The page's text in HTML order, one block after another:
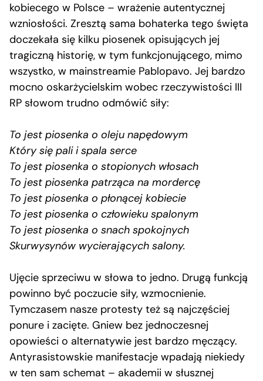
kobiecego w Polsce – wrażenie autentycznej
wzniosłości. Zresztą sama bohaterka tego święta
doczekała się kilku piosenek opisujących jej
tragiczną historię, w tym funkcjonującego, mimo
wszystko, w mainstreamie Pablopavo. Jej bardzo
mocno oskarżycielskim wobec rzeczywistości III
RP słowom trudno odmówić siły:
To jest piosenka o oleju napędowym
Który się pali i spala serce
To jest piosenka o stopionych włosach
To jest piosenka patrząca na mordercę
To jest piosenka o płonącej kobiecie
To jest piosenka o człowieku spalonym
To jest piosenka o snach spokojnych
Skurwysynów wycierających salony.
Ujęcie sprzeciwu w słowa to jedno. Drugą funkcją
powinno być poczucie siły, wzmocnienie.
Tymczasem nasze protesty też są najczęściej
ponure i zacięte. Gniew bez jednoczesnej
opowieści o alternatywie jest bardzo męczący.
Antyrasistowskie manifestacje wpadają niekiedy
w ten sam schemat – akademii w słusznej